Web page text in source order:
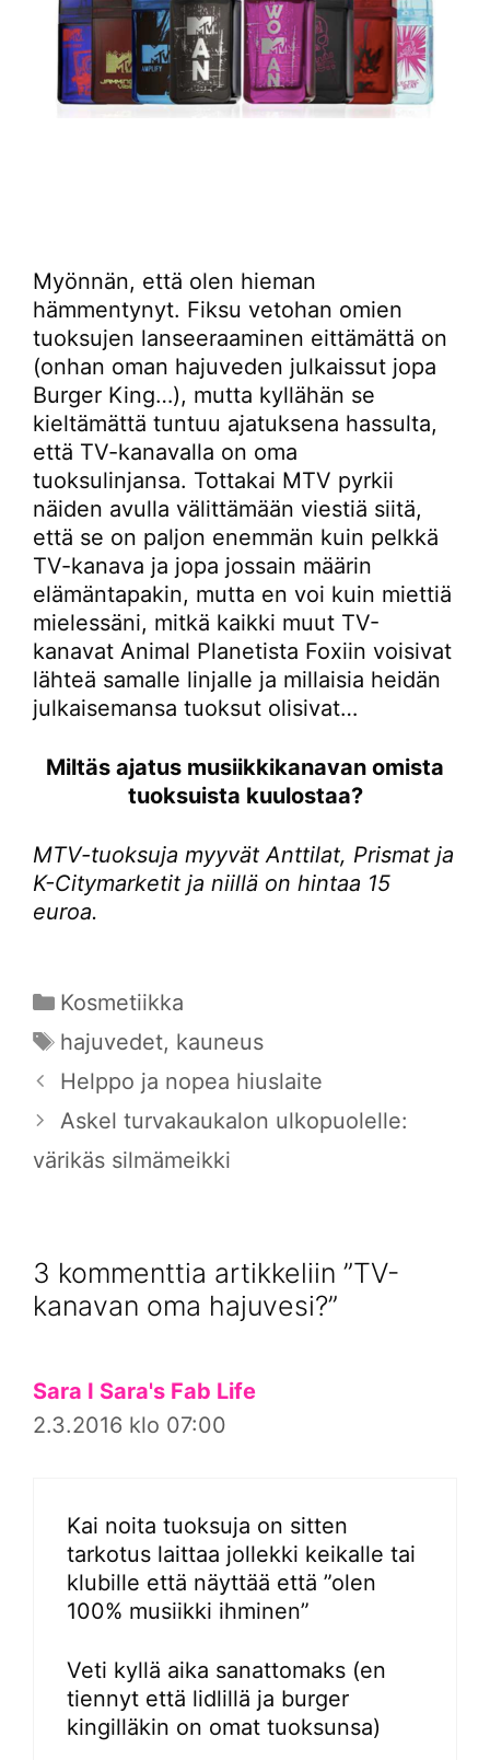
Myönnän, että olen hieman
hämmentynyt. Fiksu vetohan omien
tuoksujen lanseeraaminen eittämättä on
(onhan oman hajuveden julkaissut jopa
Burger King…), mutta kyllähän se
kieltämättä tuntuu ajatuksena hassulta,
että TV-kanavalla on oma
tuoksulinjansa. Tottakai MTV pyrkii
näiden avulla välittämään viestiä siitä,
että se on paljon enemmän kuin pelkkä
TV-kanava ja jopa jossain määrin
elämäntapakin, mutta en voi kuin miettiä
mielessäni, mitkä kaikki muut TV-
kanavat Animal Planetista Foxiin voisivat
lähteä samalle linjalle ja millaisia heidän
julkaisemansa tuoksut olisivat…
Miltäs ajatus musiikkikanavan omista
tuoksuista kuulostaa?
MTV-tuoksuja myyvät Anttilat, Prismat ja
K-Citymarketit ja niillä on hintaa 15
euroa.
Kategoriat
Kosmetiikka
Avainsanat
hajuvedet, kauneus
Helppo ja nopea hiuslaite
Askel turvakaukalon ulkopuolelle:
värikäs silmämeikki
3 kommenttia artikkeliin ”TV-
kanavan oma hajuvesi?”
Sara I Sara's Fab Life
2.3.2016 klo 07:00
Kai noita tuoksuja on sitten
tarkotus laittaa jollekki keikalle tai
klubille että näyttää että ”olen
100% musiikki ihminen”
Veti kyllä aika sanattomaks (en
tiennyt että lidlillä ja burger
kingilläkin on omat tuoksunsa)